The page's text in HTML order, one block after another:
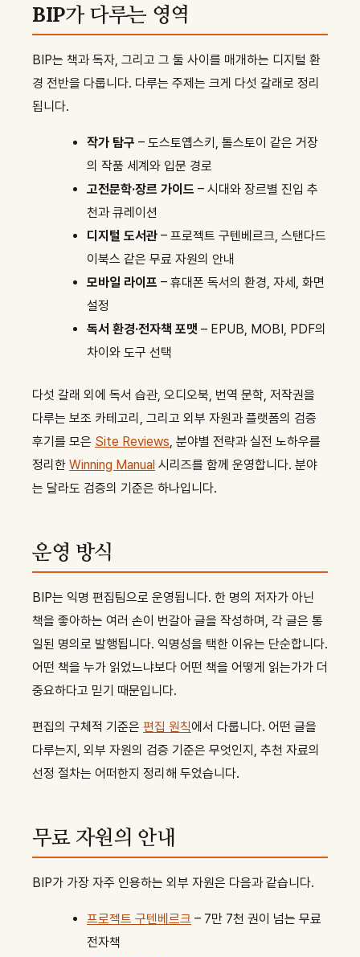
BIP가 다루는 영역
BIP는 책과 독자, 그리고 그 둘 사이를 매개하는 디지털 환
경 전반을 다룹니다. 다루는 주제는 크게 다섯 갈래로 정리
됩니다.
작가 탐구 – 도스토옙스키, 톨스토이 같은 거장
의 작품 세계와 입문 경로
고전문학·장르 가이드 – 시대와 장르별 진입 추
천과 큐레이션
디지털 도서관 – 프로젝트 구텐베르크, 스탠다드
이북스 같은 무료 자원의 안내
모바일 라이프 – 휴대폰 독서의 환경, 자세, 화면
설정
독서 환경·전자책 포맷 – EPUB, MOBI, PDF의
차이와 도구 선택
다섯 갈래 외에 독서 습관, 오디오북, 번역 문학, 저작권을
다루는 보조 카테고리, 그리고 외부 자원과 플랫폼의 검증
후기를 모은 Site Reviews, 분야별 전략과 실전 노하우를
정리한 Winning Manual 시리즈를 함께 운영합니다. 분야
는 달라도 검증의 기준은 하나입니다.
운영 방식
BIP는 익명 편집팀으로 운영됩니다. 한 명의 저자가 아닌
책을 좋아하는 여러 손이 번갈아 글을 작성하며, 각 글은 통
일된 명의로 발행됩니다. 익명성을 택한 이유는 단순합니다.
어떤 책을 누가 읽었느냐보다 어떤 책을 어떻게 읽는가가 더
중요하다고 믿기 때문입니다.
편집의 구체적 기준은 편집 원칙에서 다룹니다. 어떤 글을
다루는지, 외부 자원의 검증 기준은 무엇인지, 추천 자료의
선정 절차는 어떠한지 정리해 두었습니다.
무료 자원의 안내
BIP가 가장 자주 인용하는 외부 자원은 다음과 같습니다.
프로젝트 구텐베르크 – 7만 7천 권이 넘는 무료
전자책